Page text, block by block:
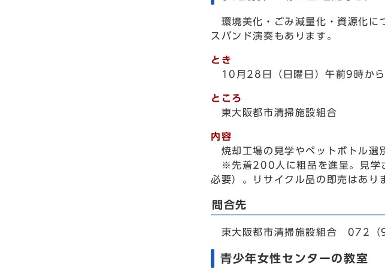
環境美化・ごみ減量化・資源化に
スバンド演奏もあります。
とき
10月28日（日曜日）午前9時か
ところ
東大阪都市清掃施設組合
内容
焼却工場の見学やペットボトル選
※先着200人に粗品を進呈。見学
必要）。リサイクル品の即売はあり
問合先
東大阪都市清掃施設組合 072
青少年女性センターの教室